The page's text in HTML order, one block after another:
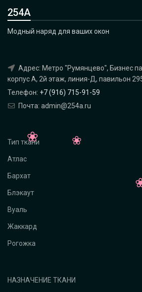
254А
Модный наряд для ваших окон
Адрес: Метро "Румянцево", Бизнес
корпус А, 2й этаж, линия-Д, павильон
Телефон: +7 (916) 715-91-59
Почта: admin@254a.ru
Тип ткани
Атлас
Бархат
Блэкаут
Вуаль
Жаккард
Рогожка
НАЗНАЧЕНИЕ ТКАНИ